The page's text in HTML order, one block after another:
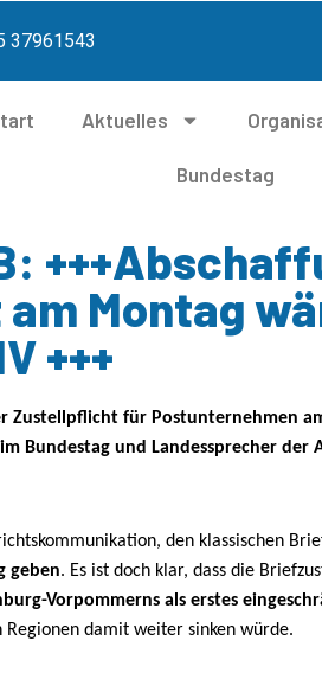
37961543
Aktuelles
Bundestag
Montag
+++
Zustellpflicht für Postunternehmen
Bundestag und Landessprecher der
den klassischen
geben. Es ist doch klar, dass die
Vorpommerns als erstes
damit weiter sinken würde.